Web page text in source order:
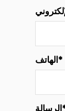
الهاتف*